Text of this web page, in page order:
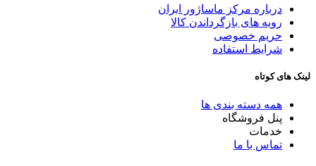
درباره مرکز ماساژور ایران
رویه های بازگرداندن کالا
حریم خصوصی
شرایط استفاده
لینک های کوتاه
همه دسته بندی ها
پنل فروشگاه
خدمات
تماس با ما